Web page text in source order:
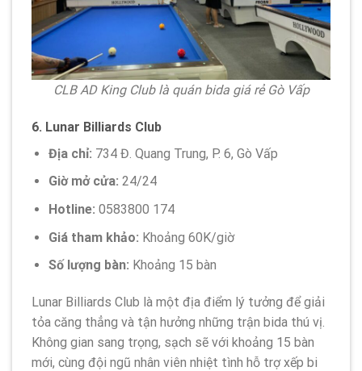
CLB AD King Club là quán bida giá rẻ Gò Vấp
6. Lunar Billiards Club
Địa chỉ: 734 Đ. Quang Trung, P. 6, Gò Vấp
Giờ mở cửa: 24/24
Hotline: 0583800 174
Giá tham khảo: Khoảng 60K/giờ
Số lượng bàn: Khoảng 15 bàn
Lunar Billiards Club là một địa điểm lý tưởng để giải
tỏa căng thẳng và tận hưởng những trận bida thú vị.
Không gian sang trọng, sạch sẽ với khoảng 15 bàn
mới, cùng đội ngũ nhân viên nhiệt tình hỗ trợ xếp bi